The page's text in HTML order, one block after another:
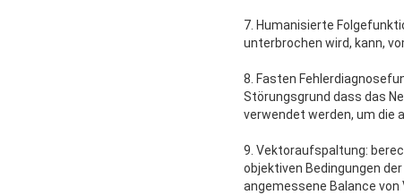
7. Humanisierte
unterbrochen wird, kann,
8. Fasten
Störungsgrund dass das
verwendet werden, um die
9. Vektoraufspaltung:
objektiven Bedingungen
angemessene Balance